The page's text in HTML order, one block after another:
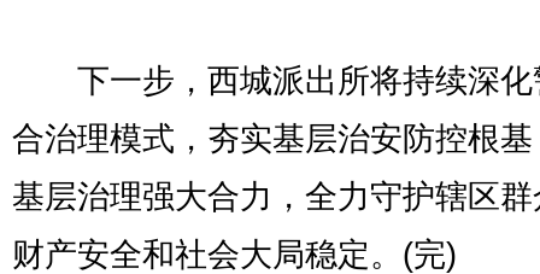
下一步，西城派出所将持续深化
合治理模式，夯实基层治安防控根
基层治理强大合力，全力守护辖区
财产安全和社会大局稳定。(完)